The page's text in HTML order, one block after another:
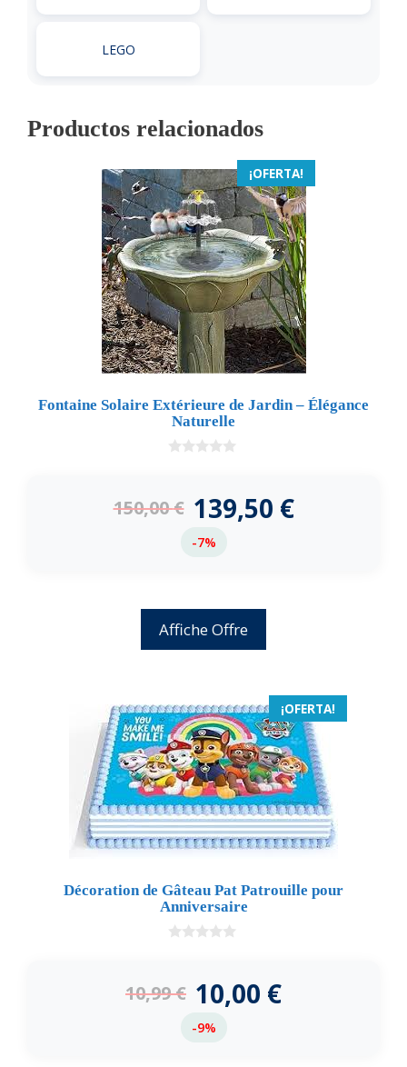
LEGO
Productos relacionados
¡OFERTA!
Fontaine Solaire Extérieure de Jardin – Élégance
Naturelle
5
150,00€ 139,50 €
-7%
Affiche Offre
¡OFERTA!
Décoration de Gâteau Pat Patrouille pour
Anniversaire
5
10,99€ 10,00 €
-9%